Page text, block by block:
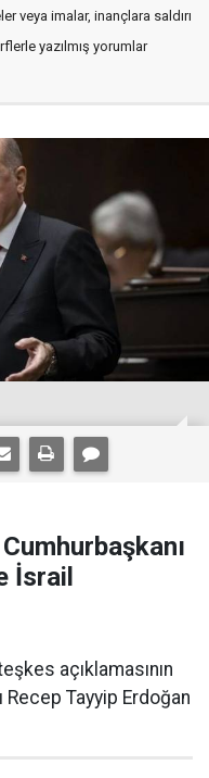
veya imalar, inançlara saldırı
yazılmış yorumlar
İsrail
açıklamasının
Recep Tayyip Erdoğan